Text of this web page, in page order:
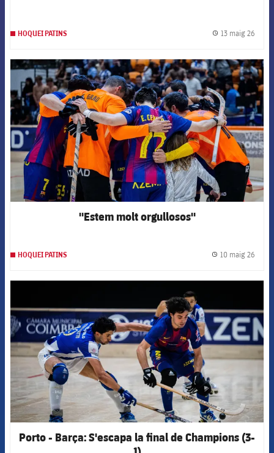
HOQUEI PATINS 13 maig 26
FCB Barcelona badge
"Estem molt orgullosos"
HOQUEI PATINS 10 maig 26
Porto - Barça: S'escapa la final de Champions (3-